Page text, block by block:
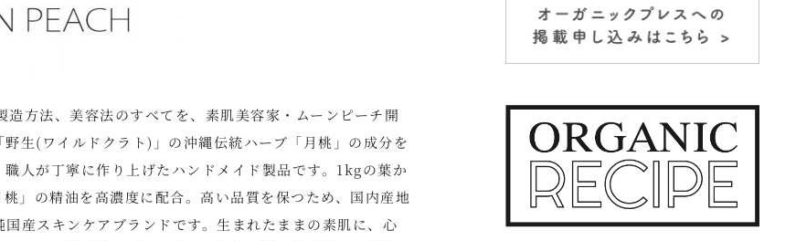
方法、美容法のすべてを、素肌美容家・ムーンピーチ開
生(ワイルドクラト)」の沖縄伝統ハーブ「月桃」の成分を
人が丁寧に作り上げたハンドメイド製品です。1kgの葉か
」の精油を高濃度に配合。高い品質を保つため、国内産地
産スキンケアブランドです。生まれたままの素肌に、心